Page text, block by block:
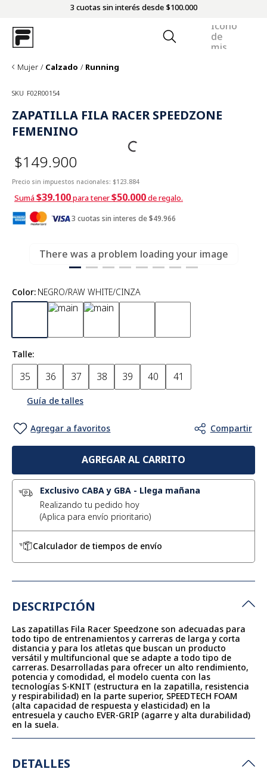
3 cuotas sin interés desde $100.000
Mujer Calzado Running
SKU F02R00154
ZAPATILLA FILA RACER SPEEDZONE
FEMENINO
$149.900
Precio sin impuestos nacionales: $123.884
Sumá$39.100para tener$50.000de regalo.
3 cuotas sin interes de $49.966
There was a problem loading your image
Color: NEGRO/RAW WHITE/CINZA
Talle
35 36 37 38 39 40 41
Guía de talles
AGREGAR AL CARRITO
Exclusivo CABA y GBA - Llega mañana
Realizando tu pedido hoy
Calculador de tiempos de envío
DESCRIPCIÓN
Las zapatillas Fila Racer Speedzone son adecuadas para
todo tipo de entrenamientos y carreras de larga y corta
distancia y para los atletas que buscan un producto
versátil y multifuncional que se adapte a todo tipo de
carreras. Desarrolladas para ofrecer un alto rendimiento,
potencia y comodidad, el modelo cuenta con las
tecnologías S-KNIT (estructura en la zapatilla, resistencia
y respirabilidad) en la parte superior, SPEEDTECH FOAM
(alta capacidad de respuesta y elasticidad) en la
entresuela y caucho EVER-GRIP (agarre y alta durabilidad)
en la suela.
DETALLES